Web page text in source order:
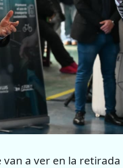
a ver en la retirada